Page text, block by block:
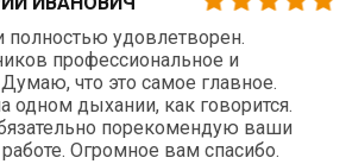
полностью удовлетворен.
профессиональное и
что это самое главное.
одном дыхании, как говорится.
порекомендую ваши
Огромное вам спасибо.